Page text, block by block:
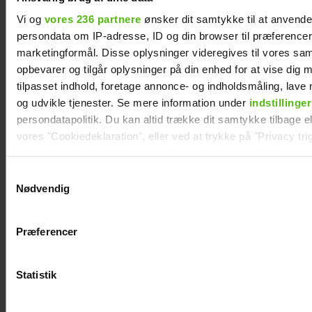
Vi og vores 236 partnere ønsker dit samtykke til at
persondata om IP-adresse, ID og din browser til
marketingformål. Disse oplysninger videregives til vores
opbevarer og tilgår oplysninger på din enhed for at vise dig
tilpasset indhold, foretage annonce- og indholdsmåling, lave
og udvikle tjenester. Se mere information under indstillinger
persondatapolitik. Du kan altid trække dit samtykke tilbage
vores "Cookiedeklaration", eller ved at trykke på "Privacy
Vi anvender egne cookies og cookies fra tredjeparter til at
generere statistik og huske dine præferencer samt til brug
Nødvendig
Præferencer
Statistik
Janni Ree afsted for første gang: Jeg er